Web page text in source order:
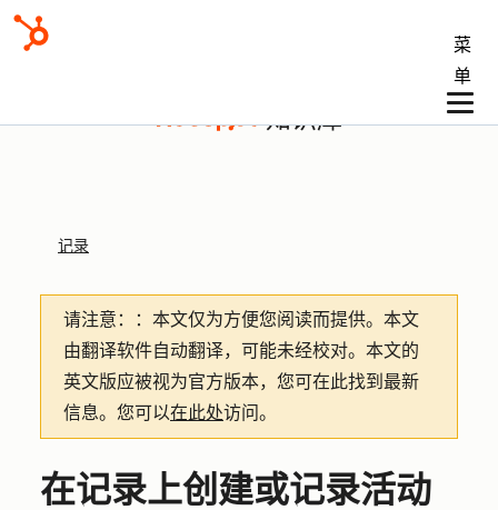
菜
单
知识库
记录
请注意： ：本文仅为方便您阅读而提供。 本文
由翻译软件自动翻译，可能未经校对。本文的
英文版应被视为官方版本，您可在此找到最新
信息。您可以在此处访问。
在记录上创建或记录活动